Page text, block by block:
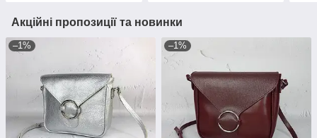
Акційні пропозиції та новинки
–1% –1%